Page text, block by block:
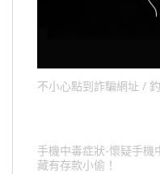
不小心點到詐騙網址 /
手機中毒症狀-懷疑手機
藏有存款小偷！